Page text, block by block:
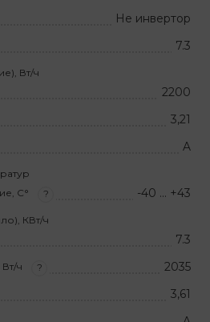
Не инвертор
7.3
Вт/ч
2200
3,21
A
С°
? -40 … +43
КВт/ч
7.3
ч ? 2035
3,61